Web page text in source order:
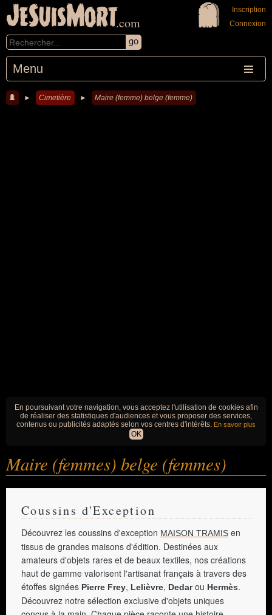
JeSuisMort.com
Menu
Inscription
Connexion
► Cimetière ► Maire (femme) belge (femme)
En poursuivant votre navigation, vous acceptez l'utilisation de cookies afin
de réaliser des statistiques d'audiences et vous proposer des services,
contenus ou publicités adaptés selon vos centres d'intérêts. En savoir plus
OK
Maire (femmes) belge (femmes)
Coussins d'Exception
Découvrez les coussins d'exception MAISON TRAMIS en
tissus de grandes maisons d'édition. Destinées aux
amateurs d'objets rares et de beaux textiles, nos créations
haut de gamme valorisent l'artisanat français à travers des
étoffes signées Pierre Frey, Lelièvre, Dedarou Hermès.
Découvrez notre sélection exclusive d'objets uniques